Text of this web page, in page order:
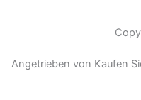
Angetrieben von Kaufen